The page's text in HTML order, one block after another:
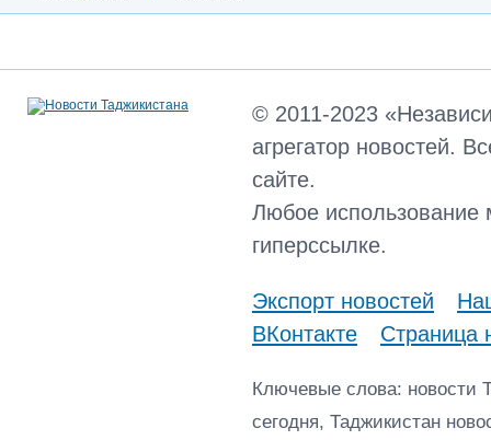
© 2011-2023
агрегатор новостей.
сайте.
Любое использование
гиперссылке.
Экспорт новостей
ВКонтакте
Страница
Ключевые слова: новости
сегодня, Таджикистан